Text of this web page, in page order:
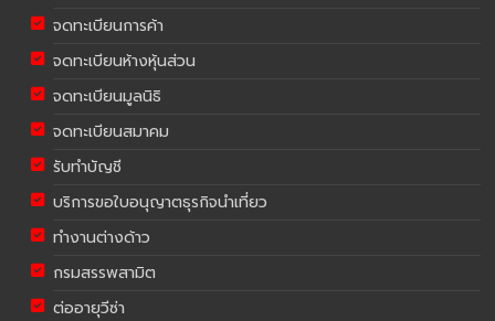
จดทะเบียนการค้า
จดทะเบียนห้างหุ้นส่วน
จดทะเบียนมูลนิธิ
จดทะเบียนสมาคม
รับทำบัญชี
บริการขอใบอนุญาตธุรกิจนำเที่ยว
ทำงานต่างด้าว
กรมสรรพสามิต
ต่ออายุวีซ่า